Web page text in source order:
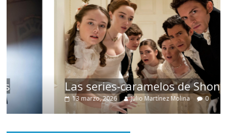
Las series-caramelos de Shondaland
13 marzo, 2026 Julio Martínez Molina 0